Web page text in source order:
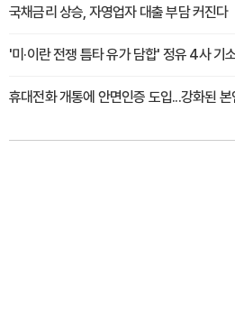
국채금리 상승, 자영업자 대출 부담 커진다
'미·이란 전쟁 틈타 유가 담합' 정유 4사 기
휴대전화 개통에 안면인증 도입...강화된